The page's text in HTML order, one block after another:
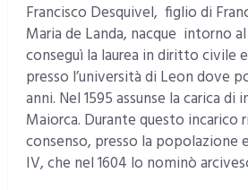
Francisco Desquivel, figlio di
Maria de Landa, nacque intorno al
conseguì la laurea in diritto civile
presso l’università di Leon dove
anni. Nel 1595 assunse la carica di
Maiorca. Durante questo incarico
consenso, presso la popolazione
IV, che nel 1604 lo nominò